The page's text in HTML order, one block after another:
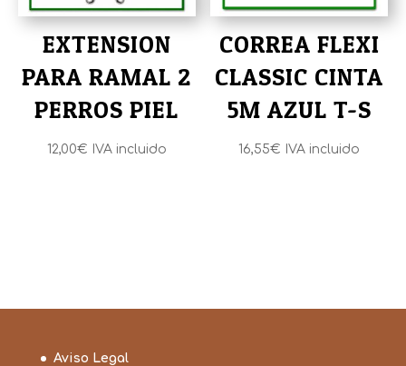
EXTENSION
PARA RAMAL 2
PERROS PIEL
12,00€ IVA incluido
CORREA FLEXI
CLASSIC CINTA
5M AZUL T-S
16,55€ IVA incluido
Aviso Legal